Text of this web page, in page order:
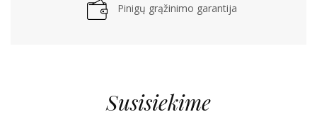
Pinigų grąžinimo garantija
Susisiekime